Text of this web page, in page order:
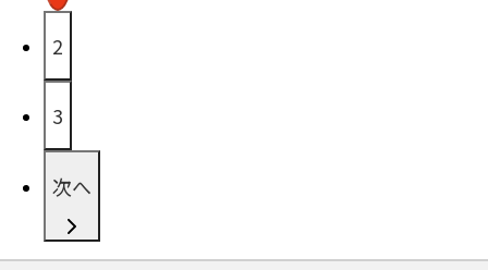
2
3
次へ